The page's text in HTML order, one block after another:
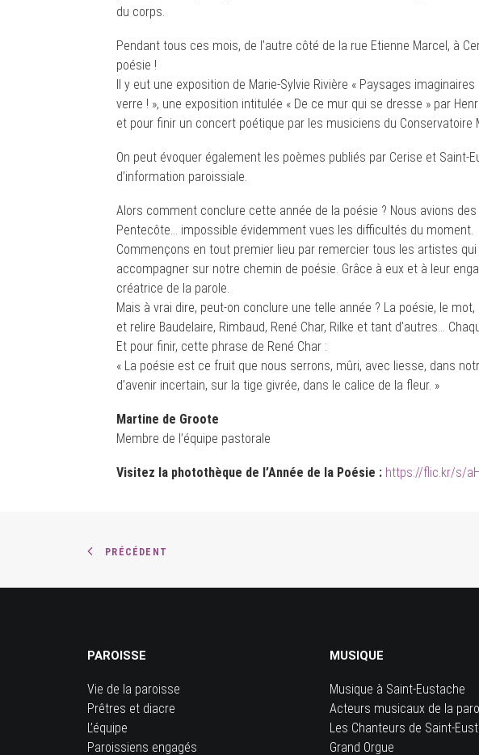
du corps.
Pendant tous ces mois, de l’autre côté de la rue Etienne Marcel, à
poésie !
Il y eut une exposition de Marie-Sylvie Rivière « Paysages
verre ! », une exposition intitulée « De ce mur qui se dresse » par
et pour finir un concert poétique par les musiciens du Conservatoire
On peut évoquer également les poèmes publiés par Cerise et Saint-
d’information paroissiale.
Alors comment conclure cette année de la poésie ? Nous avions
Pentecôte… impossible évidemment vues les difficultés du moment.
Commençons en tout premier lieu par remercier tous les artistes
accompagner sur notre chemin de poésie. Grâce à eux et à leur
créatrice de la parole.
Mais à vrai dire, peut-on conclure une telle année ? La poésie, le
et relire Baudelaire, Rimbaud, René Char, Rilke et tant d’autres…
Et pour finir, cette phrase de René Char :
« La poésie est ce fruit que nous serrons, mûri, avec liesse, dans
d’avenir incertain, sur la tige givrée, dans le calice de la fleur. »
Martine de Groote
Membre de l’équipe pastorale
Visitez la photothèque de l’Année de la Poésie : https://flic.kr/s/
PRÉCÉDENT
PAROISSE
Vie de la paroisse
Prêtres et diacre
L’équipe
Paroissiens engagés
MUSIQUE
Musique à Saint-Eustache
Acteurs musicaux de la
Les Chanteurs de Saint-
Grand Orgue